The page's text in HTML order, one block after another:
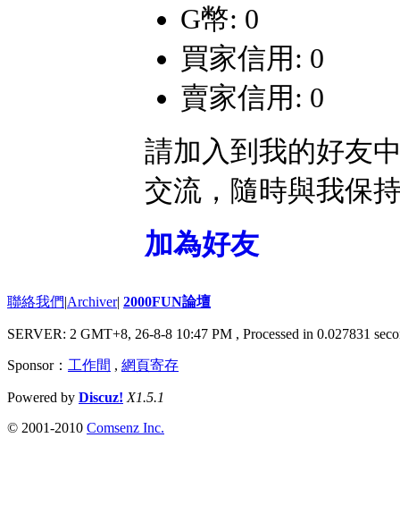
G幣: 0
買家信用: 0
賣家信用: 0
請加入到我的好友
交流，隨時與我保
加為好友
聯絡我們|Archiver| 2000FUN論壇
SERVER: 2 GMT+8, 26-8-8 10:47 PM , Processed in 0.027831
Sponsor： 工作間 , 網頁寄存
Powered by Discuz! X1.5.1
© 2001-2010 Comsenz Inc.